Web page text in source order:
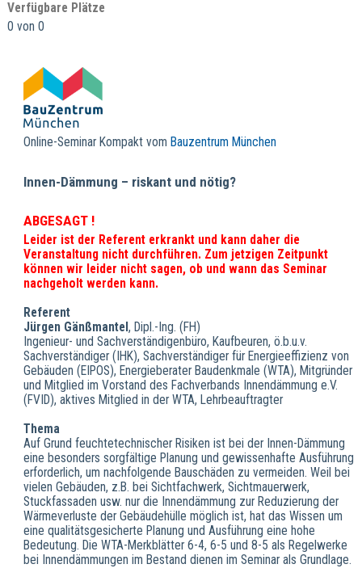
Verfügbare Plätze
0 von 0
Online-Seminar Kompakt vom Bauzentrum München
Innen-Dämmung – riskant und nötig?
ABGESAGT !
Leider ist der Referent erkrankt und kann daher die
Veranstaltung nicht durchführen. Zum jetzigen Zeitpunkt
können wir leider nicht sagen, ob und wann das Seminar
nachgeholt werden kann.
Referent
Jürgen Gänßmantel , Dipl.-Ing. (FH)
Ingenieur- und Sachverständigenbüro, Kaufbeuren, ö.b.u.v.
Sachverständiger (IHK), Sachverständiger für Energieeffizienz von
Gebäuden (EIPOS), Energieberater Baudenkmale (WTA), Mitgründer
und Mitglied im Vorstand des Fachverbands Innendämmung e.V.
(FVID), aktives Mitglied in der WTA, Lehrbeauftragter
Thema
Auf Grund feuchtetechnischer Risiken ist bei der Innen-Dämmung
eine besonders sorgfältige Planung und gewissenhafte Ausführung
erforderlich, um nachfolgende Bauschäden zu vermeiden. Weil bei
vielen Gebäuden, z.B. bei Sichtfachwerk, Sichtmauerwerk,
Stuckfassaden usw. nur die Innendämmung zur Reduzierung der
Wärmeverluste der Gebäudehülle möglich ist, hat das Wissen um
eine qualitätsgesicherte Planung und Ausführung eine hohe
Bedeutung. Die WTA-Merkblätter 6-4, 6-5 und 8-5 als Regelwerke
bei Innendämmungen im Bestand dienen im Seminar als Grundlage.